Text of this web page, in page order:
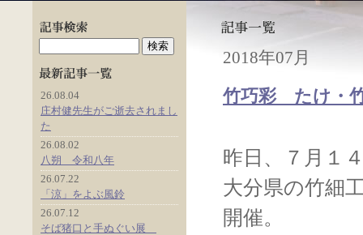
2018年07月
竹巧彩 たけ・
昨日、７月１
大分県の竹細
開催。
26.08.04
庄村健先生がご逝去されまし
た
26.08.02
八朔 令和八年
26.07.22
「涼」をよぶ風鈴
26.07.12
そば猪口と手ぬぐい展